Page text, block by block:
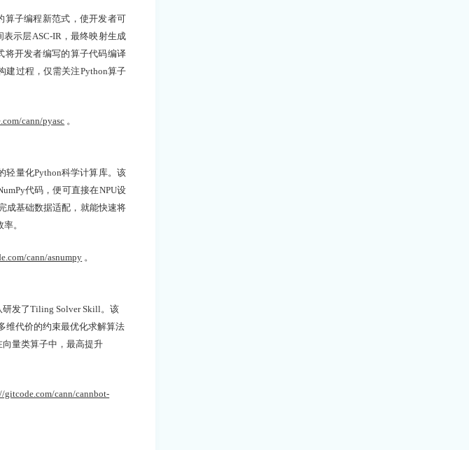
算子编程新范式，使开发者可
表示层ASC-IR，最终映射生成
将开发者编写的算子代码编译
建过程，仅需关注Python算子
cann/pyasc 。
轻量化Python科学计算库。该
代码，便可直接在NPU设
成基础数据适配，就能快速将
。
cann/asnumpy 。
发了Tiling Solver Skill。该
维代价的约束最优化求解算法
量类算子中，最高提升
gitcode.com/cann/cannbot-